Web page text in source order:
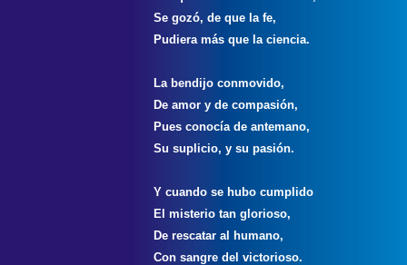
Se gozó, de que la fe,
Pudiera más que la ciencia.
La bendijo conmovido,
De amor y de compasión,
Pues conocía de antemano,
Su suplicio, y su pasión.
Y cuando se hubo cumplido
El misterio tan glorioso,
De rescatar al humano,
Con sangre del victorioso.